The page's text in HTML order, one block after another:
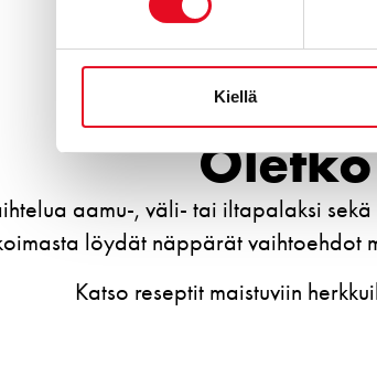
Kiellä
aamu-, väli- tai iltapalaksi
löydät näppärät vaihtoehdot
Katso reseptit maistuviin